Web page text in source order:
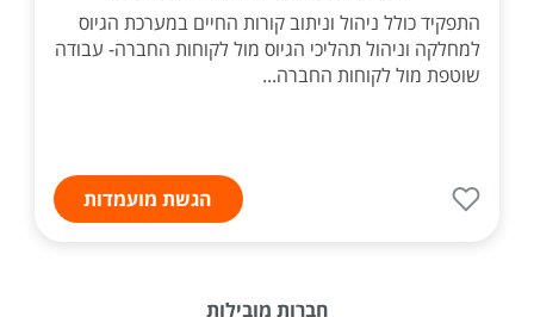
התפקיד כולל ניהול וניתוב קורות החיים במערכת הגיוס
למחלקה וניהול תהליכי הגיוס מול לקוחות החברה- עבודה
שוטפת מול לקוחות החברה...
הגשת מועמדות
חברות מובילות